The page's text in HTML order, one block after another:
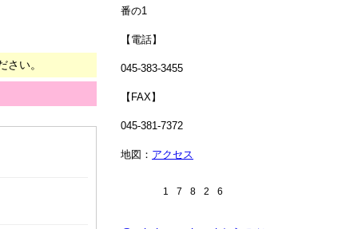
い。
番の1
【電話】
045-383-3455
【FAX】
045-381-7372
地図： アクセス
1 7 8 2 6